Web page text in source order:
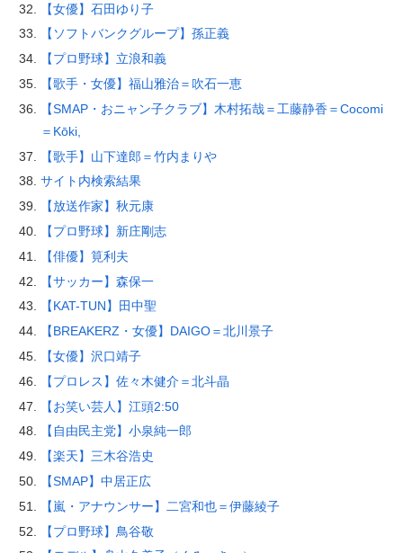
【女優】石田ゆり子
【ソフトバンクグループ】孫正義
【プロ野球】立浪和義
【歌手・女優】福山雅治＝吹石一恵
【SMAP・おニャン子クラブ】木村拓哉＝工藤静香＝Cocomi
＝Kōki,
【歌手】山下達郎＝竹内まりや
サイト内検索結果
【放送作家】秋元康
【プロ野球】新庄剛志
【俳優】筧利夫
【サッカー】森保一
【KAT-TUN】田中聖
【BREAKERZ・女優】DAIGO＝北川景子
【女優】沢口靖子
【プロレス】佐々木健介＝北斗晶
【お笑い芸人】江頭2:50
【自由民主党】小泉純一郎
【楽天】三木谷浩史
【SMAP】中居正広
【嵐・アナウンサー】二宮和也＝伊藤綾子
【プロ野球】鳥谷敬